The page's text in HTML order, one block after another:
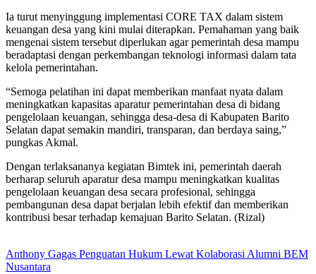
Ia turut menyinggung implementasi CORE TAX dalam sistem
keuangan desa yang kini mulai diterapkan. Pemahaman yang baik
mengenai sistem tersebut diperlukan agar pemerintah desa mampu
beradaptasi dengan perkembangan teknologi informasi dalam tata
kelola pemerintahan.
“Semoga pelatihan ini dapat memberikan manfaat nyata dalam
meningkatkan kapasitas aparatur pemerintahan desa di bidang
pengelolaan keuangan, sehingga desa-desa di Kabupaten Barito
Selatan dapat semakin mandiri, transparan, dan berdaya saing,”
pungkas Akmal.
Dengan terlaksananya kegiatan Bimtek ini, pemerintah daerah
berharap seluruh aparatur desa mampu meningkatkan kualitas
pengelolaan keuangan desa secara profesional, sehingga
pembangunan desa dapat berjalan lebih efektif dan memberikan
kontribusi besar terhadap kemajuan Barito Selatan. (Rizal)
Anthony Gagas Penguatan Hukum Lewat Kolaborasi Alumni BEM
Nusantara